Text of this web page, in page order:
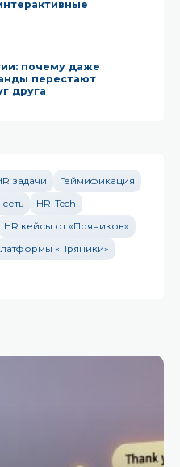
почему даже
перестают
друга
задачи
Геймификация
HR-Tech
HR кейсы от «Пряников»
«Пряники»